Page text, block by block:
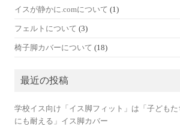
イスが静かに.comについて (1)
フェルトについて (3)
椅子脚カバーについて (18)
最近の投稿
学校イス向け「イス脚フィット」は「子ども
にも耐える」イス脚カバー